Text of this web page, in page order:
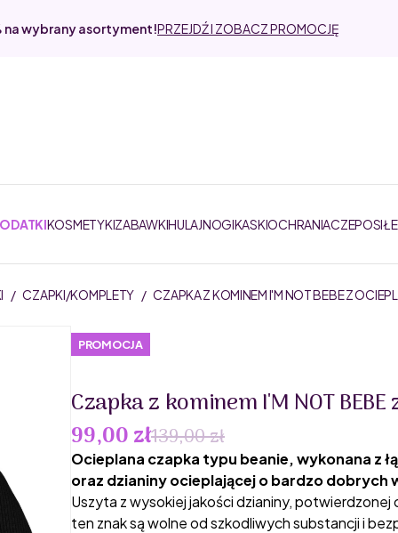
na wybrany asortyment!PRZEJDŹ I ZOBACZ PROMOCJĘ
KOSMETYKIZABAWKIHULAJNOGIKASKIOCHRANIACZE
/ CZAPKI/KOMPLETY / CZAPKA Z KOMINEM I'M NOT BEBE Z
PROMOCJA
Czapka z kominem I'M NOT
99,00 zł139,00 zł
Ocieplana czapka typu beanie, wykonana z
oraz dzianiny ocieplającej o bardzo
Uszyta z wysokiej jakości dzianiny,
ten znak są wolne od szkodliwych substancji i